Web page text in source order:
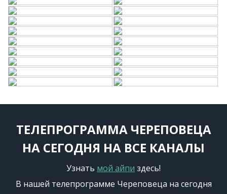
ТЕЛЕПРОГРАММА ЧЕРЕПОВЕЦА
НА СЕГОДНЯ НА ВСЕ КАНАЛЫ
Узнать мой айпи здесь!
В нашей телепрограмме Череповеца на сегодня